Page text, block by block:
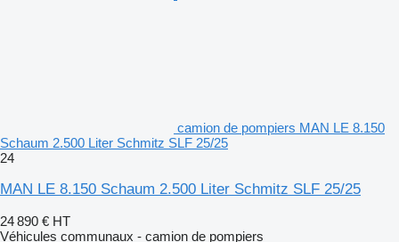
camion de pompiers MAN LE 8.150
Schaum 2.500 Liter Schmitz SLF 25/25
24
MAN LE 8.150 Schaum 2.500 Liter Schmitz SLF 25/25
24 890 € HT
Véhicules communaux - camion de pompiers